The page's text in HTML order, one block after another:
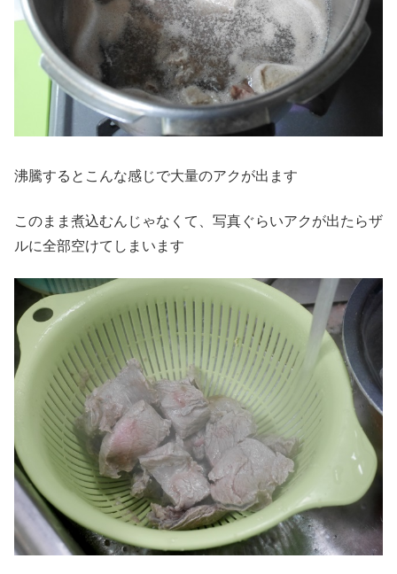
沸騰するとこんな感じで大量のアクが出ます
このまま煮込むんじゃなくて、写真ぐらいアクが出たらザ
ルに全部空けてしまいます